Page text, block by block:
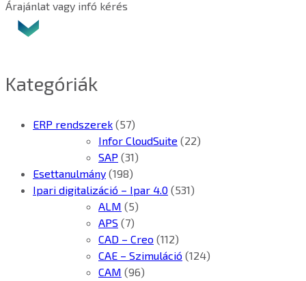
Árajánlat vagy infó kérés
Kategóriák
ERP rendszerek (57)
Infor CloudSuite (22)
SAP (31)
Esettanulmány (198)
Ipari digitalizáció – Ipar 4.0 (531)
ALM (5)
APS (7)
CAD – Creo (112)
CAE – Szimuláció (124)
CAM (96)